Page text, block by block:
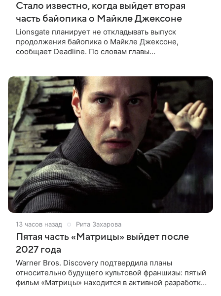
Стало известно, когда выйдет вторая
часть байопика о Майкле Джексоне
Lionsgate планирует не откладывать выпуск
продолжения байопика о Майкле Джексоне,
сообщает Deadline. По словам главы
конце
13 часов назад Рита Захарова
Пятая часть «Матрицы» выйдет после
2027 года
Warner Bros. Discovery подтвердила планы
относительно будущего культовой франшизы: пятый
фильм «Матрицы» находится в активной разработке